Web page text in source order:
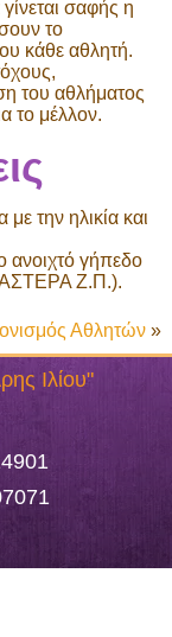
σαφής η
το
κάθε αθλητή.
του αθλήματος
το μέλλον.
την ηλικία και
ανοιχτό γήπεδο
ΑΣΤΕΡΑ Ζ.Π.).
Αθλητών»
Ιλίου"